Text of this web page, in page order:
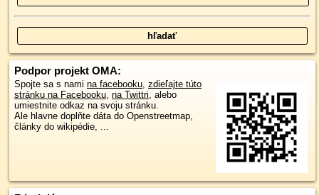
Podpor projekt OMA:
Spojte sa s nami na facebooku, zdieľajte túto
stránku na Facebooku, na Twittri, alebo
umiestnite odkaz na svoju stránku.
Ale hlavne doplňte dáta do Openstreetmap,
články do wikipédie, ...